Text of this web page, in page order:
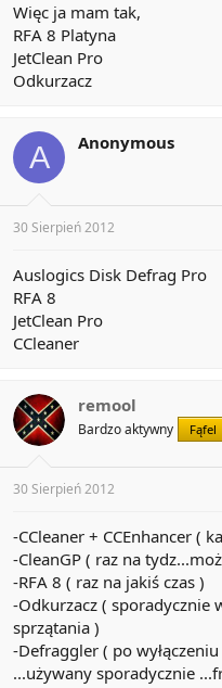
Więc ja mam tak,
RFA 8 Platyna
JetClean Pro
Odkurzacz
A Anonymous
30 Sierpień 2012
Auslogics Disk Defrag Pro
RFA 8
JetClean Pro
CCleaner
remool
Bardzo aktywny Fąfel
30 Sierpień 2012
-CCleaner + CCEnhancer (
-CleanGP ( raz na
-RFA 8 ( raz na jakiś czas )
-Odkurzacz (
sprzątania )
-Defraggler ( po
...używany sporadycznie